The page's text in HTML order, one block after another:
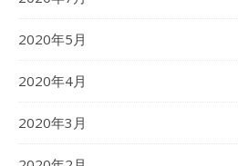
2020年5月
2020年4月
2020年3月